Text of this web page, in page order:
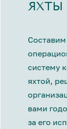
ЯХТЫ
систему
яхтой,
вами
за его